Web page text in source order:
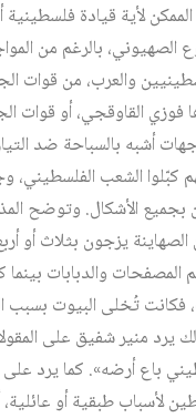
لأية قيادة
الصهيوني، بالرغم من
والعرب، من قوات
فوزي القاوقجي، أو قوات
أشبه بالسباحة ضد
كبّلوا الشعب الفلسطيني،
بجميع الأشكال. وتوضح
كان الصهاينة يزجون بثلاث
المصفحات والدبابات بينما
فكانت تُخلى البيوت بسبب
يرد منير شفيق على
باع أرضه». كما يرد على
لأسباب طبقية أو عائلية،